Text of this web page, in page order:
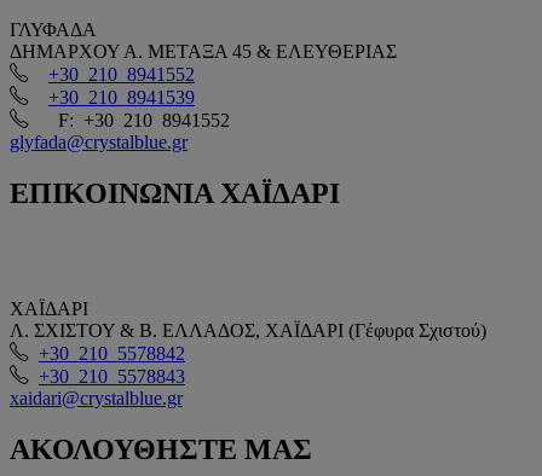
ΓΛΥΦΑΔΑ
ΔΗΜΑΡΧΟΥ Α. ΜΕΤΑΞΑ 45 & ΕΛΕΥΘΕΡΙΑΣ
+30 210 8941552
+30 210 8941539
F: +30 210 8941552
glyfada@crystalblue.gr
ΕΠΙΚΟΙΝΩΝΙΑ ΧΑΪΔΑΡΙ
ΧΑΪΔΑΡΙ
Λ. ΣΧΙΣΤΟΥ & Β. ΕΛΛΑΔΟΣ, ΧΑΪΔΑΡΙ (Γέφυρα Σχιστού)
+30 210 5578842
+30 210 5578843
xaidari@crystalblue.gr
ΑΚΟΛΟΥΘΗΣΤΕ ΜΑΣ